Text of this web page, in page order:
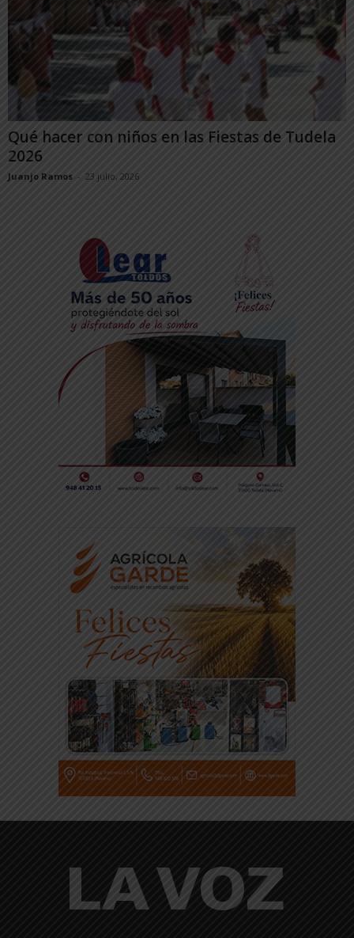
Qué hacer con niños en las Fiestas de Tudela
2026
Juanjo Ramos - 23 julio, 2026